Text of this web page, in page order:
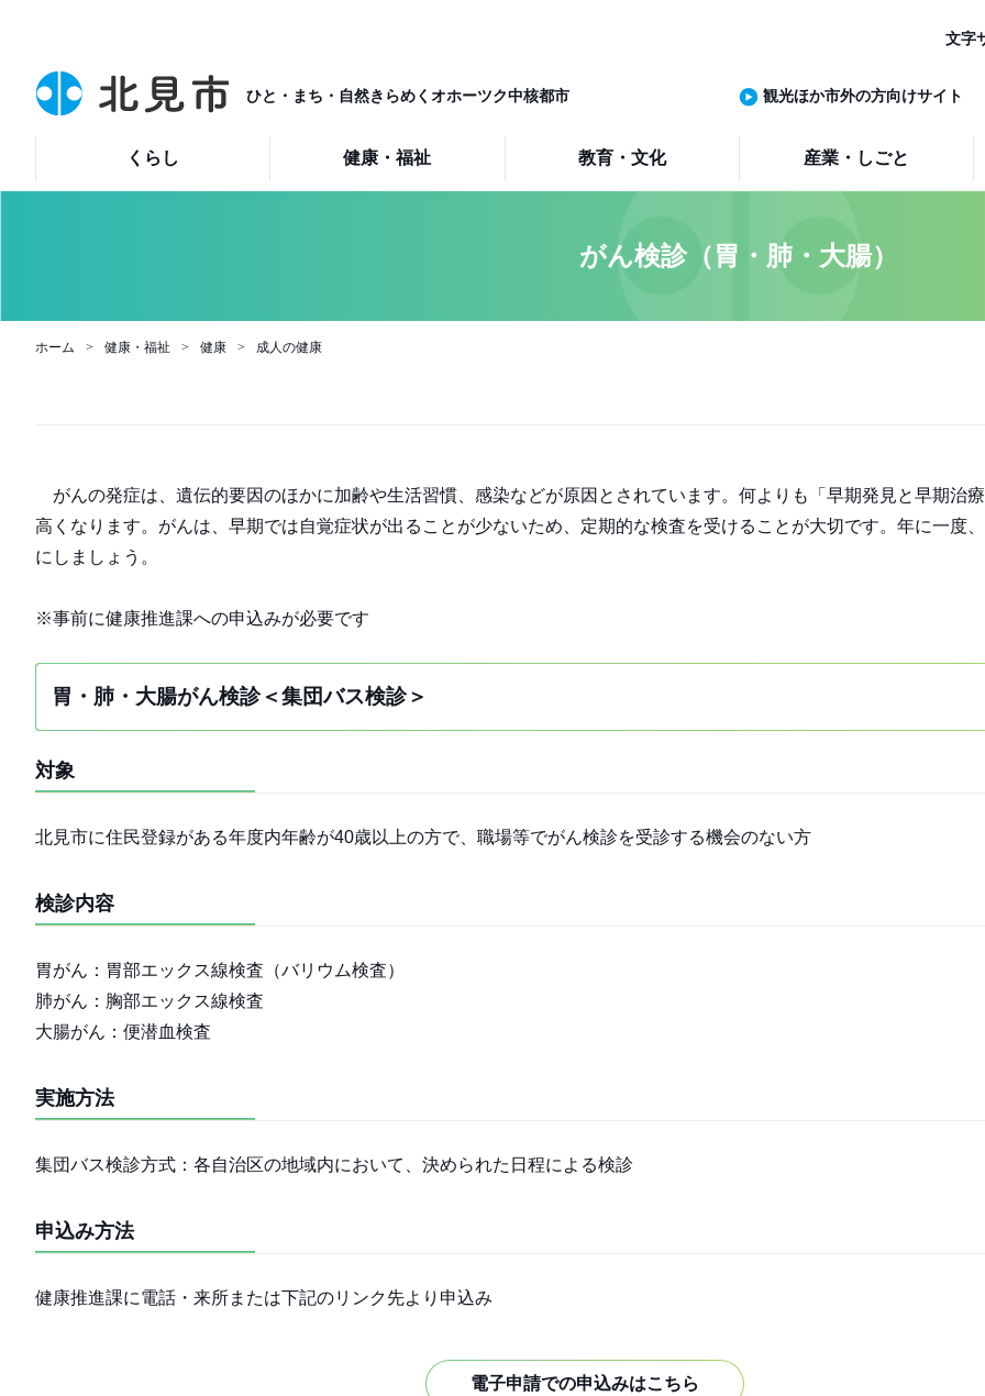
ひと・まち・自然きらめくオホーツク中核都市
くらし 健康・福祉 教育・文化 産業・しごと
文字
観光ほか市外の方向けサイト
がん検診（胃・肺・大腸）
ホーム 健康・福祉 健康 成人の健康
がんの発症は、遺伝的要因のほかに加齢や生活習慣、感染などが原因とされています。何よりも「早期発見と早期治
高くなります。がんは、早期では自覚症状が出ることが少ないため、定期的な検査を受けることが大切です。年に一度
にしましょう。
※事前に健康推進課への申込みが必要です
胃・肺・大腸がん検診＜集団バス検診＞
対象
北見市に住民登録がある年度内年齢が40歳以上の方で、職場等でがん検診を受診する機会のない方
検診内容
胃がん：胃部エックス線検査（バリウム検査）
肺がん：胸部エックス線検査
大腸がん：便潜血検査
実施方法
集団バス検診方式：各自治区の地域内において、決められた日程による検診
申込み方法
健康推進課に電話・来所または下記のリンク先より申込み
電子申請での申込みはこちら